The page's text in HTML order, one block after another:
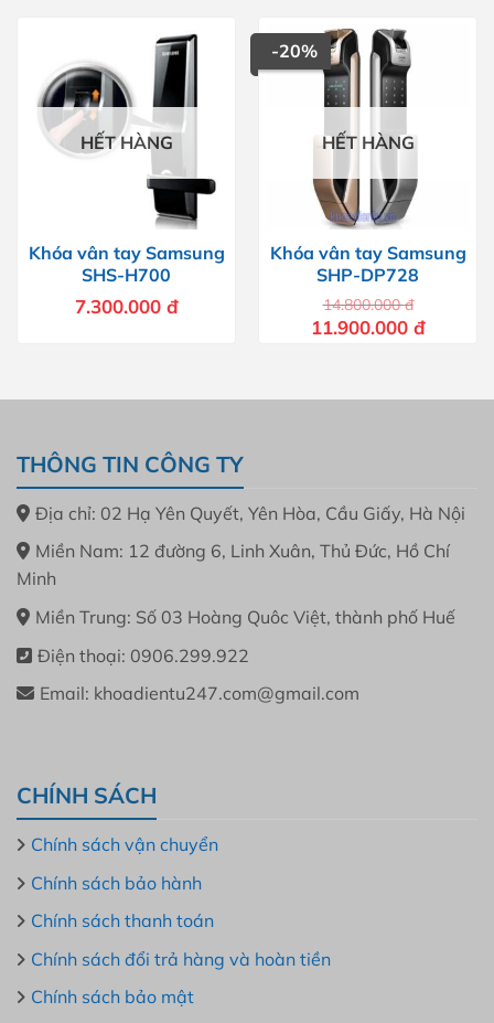
11.800 đ.
HẾT HÀNG
Khóa vân tay Samsung
SHS-H700
7.300.000 đ
-20%
HẾT HÀNG
Khóa vân tay Samsung
SHP-DP728
14.800.000đ
Giá
gốc
11.900.000 đGiá
hiện
THÔNG TIN CÔNG TY
Địa chỉ: 02 Hạ Yên Quyết, Yên Hòa, Cầu Giấy, Hà Nội
Miền Nam: 12 đường 6, Linh Xuân, Thủ Đức, Hồ Chí
Minh
Miền Trung: Số 03 Hoàng Quôc Việt, thành phố Huế
Điện thoại: 0906.299.922
Email: khoadientu247.com@gmail.com
CHÍNH SÁCH
Chính sách vận chuyển
Chính sách bảo hành
Chính sách thanh toán
Chính sách đổi trả hàng và hoàn tiền
Chính sách bảo mật